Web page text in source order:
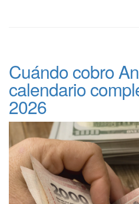
Cuándo cobro
calendario
2026